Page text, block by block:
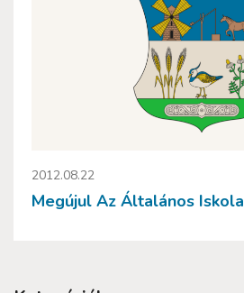
2012.08.22
Megújul Az Általános Iskola